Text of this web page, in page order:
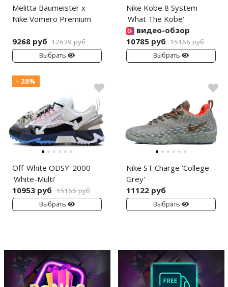
Melitta Baumeister x
Nike Vomero Premium
9268 руб 12639 руб
Выбрать
Nike Kobe 8 System
'What The Kobe'
видео-обзор
10785 руб 15166 руб
Выбрать
- 28%
Off-White ODSY-2000
'White-Multi'
10953 руб 15166 руб
Выбрать
Nike ST Charge 'College
Grey'
11122 руб
Выбрать